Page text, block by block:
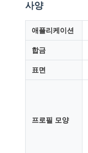
사양
애플리케이션
합금
표면
프로필 모양